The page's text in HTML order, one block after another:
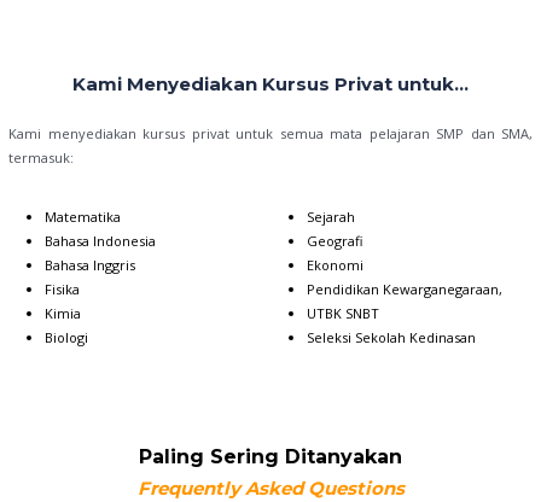
Kami Menyediakan Kursus Privat untuk...
Kami menyediakan kursus privat untuk semua mata pelajaran SMP dan SMA,
termasuk:
Matematika
Bahasa Indonesia
Bahasa Inggris
Fisika
Kimia
Biologi
Sejarah
Geografi
Ekonomi
Pendidikan Kewarganegaraan,
UTBK SNBT
Seleksi Sekolah Kedinasan
Paling Sering Ditanyakan
Frequently Asked Questions